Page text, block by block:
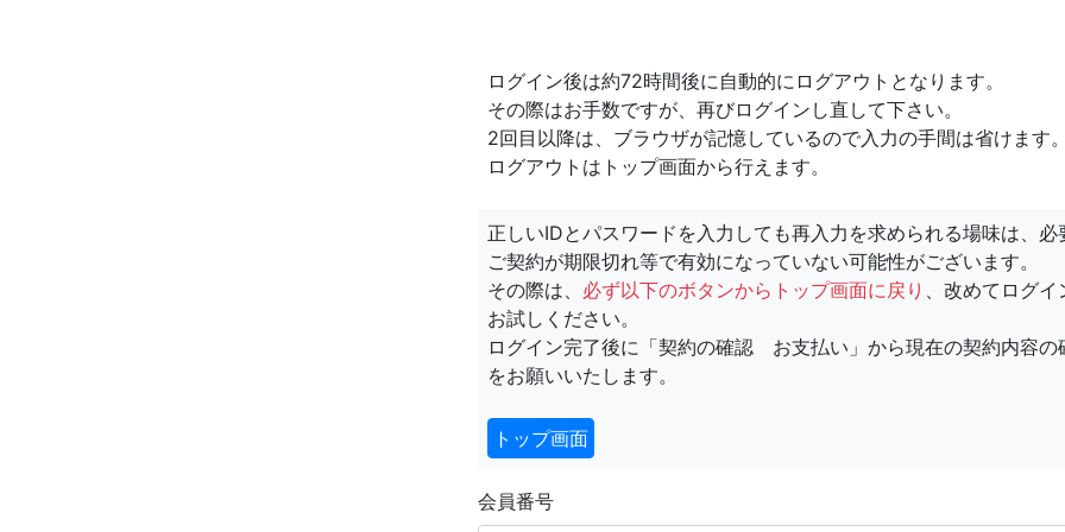
ログイン後は約72時間後に自動的にログアウトとなります。
その際はお手数ですが、再びログインし直して下さい。
2回目以降は、ブラウザが記憶しているので入力の手間は省けます。
ログアウトはトップ画面から行えます。
正しいIDとパスワードを入力しても再入力を求められる場味は、必
ご契約が期限切れ等で有効になっていない可能性がございます。
その際は、 必ず以下のボタンからトップ画面に戻り 、改めてログイ
お試しください。
ログイン完了後に「契約の確認 お支払い」から現在の契約内容の
をお願いいたします。
トップ画面
会員番号